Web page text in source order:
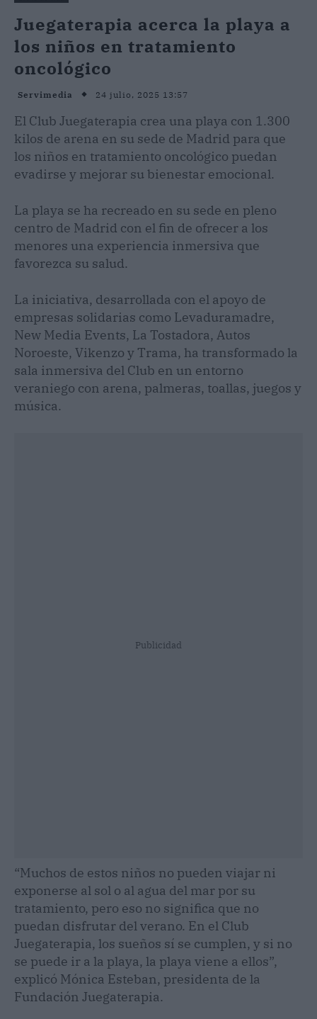
Juegaterapia acerca la playa a
los niños en tratamiento
oncológico
Servimedia 24 julio, 2025 13:57
El Club Juegaterapia crea una playa con 1.300
kilos de arena en su sede de Madrid para que
los niños en tratamiento oncológico puedan
evadirse y mejorar su bienestar emocional.
La playa se ha recreado en su sede en pleno
centro de Madrid con el fin de ofrecer a los
menores una experiencia inmersiva que
favorezca su salud.
La iniciativa, desarrollada con el apoyo de
empresas solidarias como Levaduramadre,
New Media Events, La Tostadora, Autos
Noroeste, Vikenzo y Trama, ha transformado la
sala inmersiva del Club en un entorno
veraniego con arena, palmeras, toallas, juegos y
música.
Publicidad
“Muchos de estos niños no pueden viajar ni
exponerse al sol o al agua del mar por su
tratamiento, pero eso no significa que no
puedan disfrutar del verano. En el Club
Juegaterapia, los sueños sí se cumplen, y si no
se puede ir a la playa, la playa viene a ellos”,
explicó Mónica Esteban, presidenta de la
Fundación Juegaterapia.